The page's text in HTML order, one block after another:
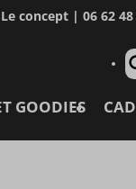
Le concept| 06 62 48
GOODIES